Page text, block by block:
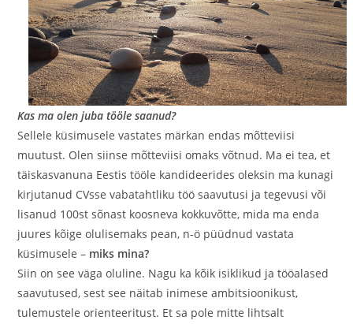
Kas ma olen juba tööle saanud?
Sellele küsimusele vastates märkan endas mõtteviisi
muutust. Olen siinse mõtteviisi omaks võtnud. Ma ei tea, et
täiskasvanuna Eestis tööle kandideerides oleksin ma kunagi
kirjutanud CVsse vabatahtliku töö saavutusi ja tegevusi või
lisanud 100st sõnast koosneva kokkuvõtte, mida ma enda
juures kõige olulisemaks pean, n-ö püüdnud vastata
küsimusele – miks mina?
Siin on see väga oluline. Nagu ka kõik isiklikud ja tööalased
saavutused, sest see näitab inimese ambitsioonikust,
tulemustele orienteeritust. Et sa pole mitte lihtsalt